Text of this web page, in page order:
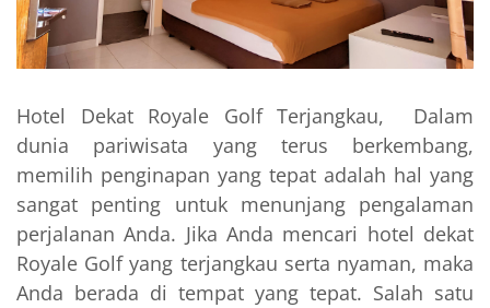
Hotel Dekat Royale Golf Terjangkau, Dalam
dunia pariwisata yang terus berkembang,
memilih penginapan yang tepat adalah hal yang
sangat penting untuk menunjang pengalaman
perjalanan Anda. Jika Anda mencari hotel dekat
Royale Golf yang terjangkau serta nyaman, maka
Anda berada di tempat yang tepat. Salah satu